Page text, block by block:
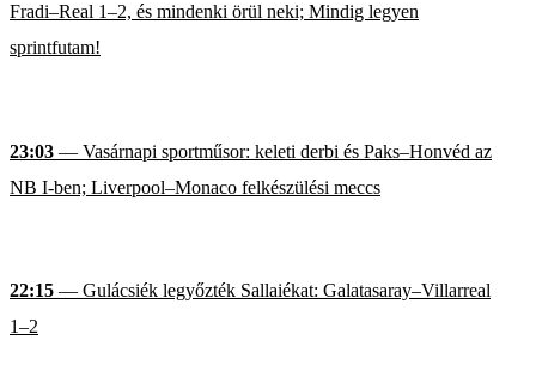
Fradi–Real 1–2, és mindenki örül neki; Mindig legyen
sprintfutam!
23:03 — Vasárnapi sportműsor: keleti derbi és Paks–Honvéd az
NB I-ben; Liverpool–Monaco felkészülési meccs
22:15 — Gulácsiék legyőzték Sallaiékat: Galatasaray–Villarreal
1–2